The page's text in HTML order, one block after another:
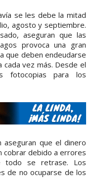
se les debe la mitad
agosto y septiembre.
aseguran que las
provoca una gran
que deben endeudarse
vez más. Desde el
fotocopias para los
aseguran que el dinero
cobrar debido a errores
todo se retrase. Los
de no ocuparse de los